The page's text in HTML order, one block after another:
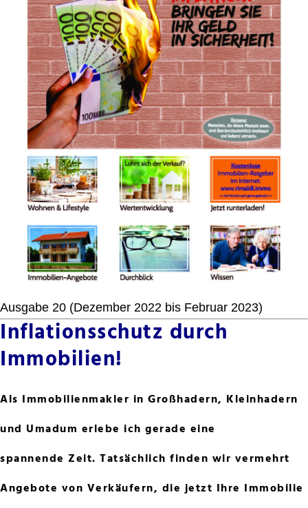
Ausgabe 20 (Dezember 2022 bis Februar 2023)
Inflationsschutz durch
Immobilien!
Als Immobilienmakler in Großhadern, Kleinhadern
und Umadum erlebe ich gerade eine
spannende Zeit. Tatsächlich finden wir vermehrt
Angebote von Verkäufern, die jetzt Ihre Immobilie